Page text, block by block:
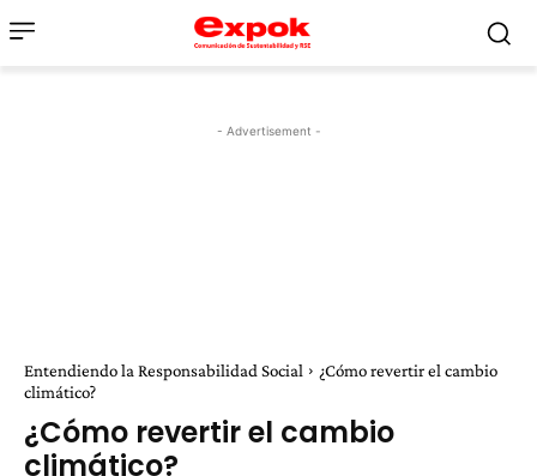
- Advertisement -
Entendiendo la Responsabilidad Social
¿Cómo revertir el cambio
climático?
¿Cómo revertir el cambio
climático?